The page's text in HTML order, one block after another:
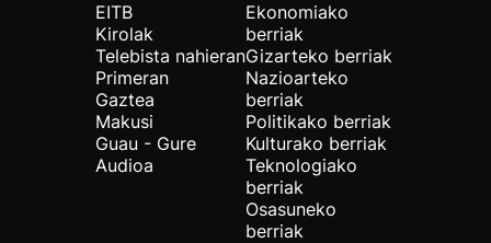
EITB
Kirolak
Telebista nahieran
Primeran
Gaztea
Makusi
Guau - Gure
Audioa
Ekonomiako
berriak
Gizarteko berriak
Nazioarteko
berriak
Politikako berriak
Kulturako berriak
Teknologiako
berriak
Osasuneko
berriak